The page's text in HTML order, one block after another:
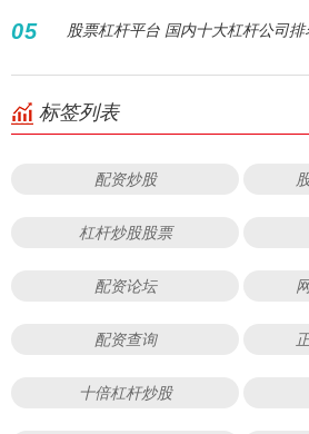
05 股票杠杆平台 国内十大杠杆公司
标签列表
配资炒股
杠杆炒股股票
配资论坛
配资查询
十倍杠杆炒股